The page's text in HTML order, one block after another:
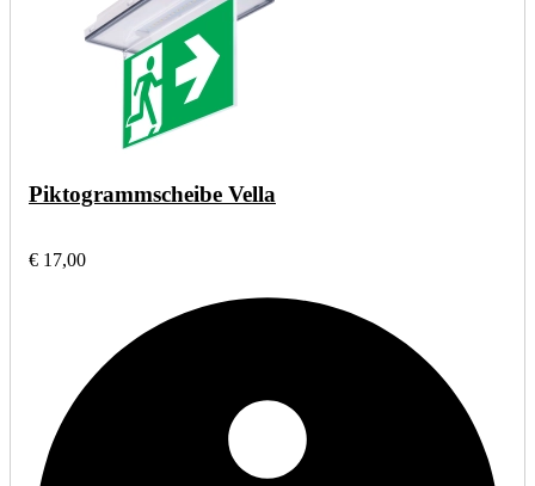
Piktogrammscheibe Vella
€ 17,00